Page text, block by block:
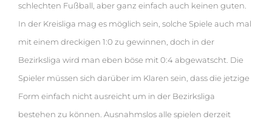
schlechten Fußball, aber ganz einfach auch keinen guten.
In der Kreisliga mag es möglich sein, solche Spiele auch mal
mit einem dreckigen 1:0 zu gewinnen, doch in der
Bezirksliga wird man eben böse mit 0:4 abgewatscht. Die
Spieler müssen sich darüber im Klaren sein, dass die jetzige
Form einfach nicht ausreicht um in der Bezirksliga
bestehen zu können. Ausnahmslos alle spielen derzeit